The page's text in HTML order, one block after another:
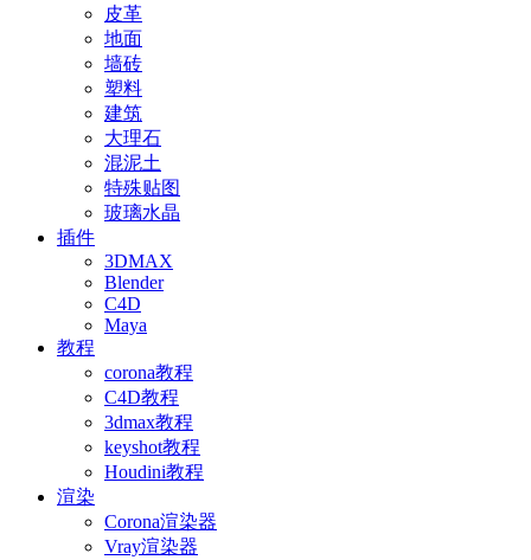
皮革
地面
墙砖
塑料
建筑
大理石
混泥土
特殊贴图
玻璃水晶
插件
3DMAX
Blender
C4D
Maya
教程
corona教程
C4D教程
3dmax教程
keyshot教程
Houdini教程
渲染
Corona渲染器
Vray渲染器